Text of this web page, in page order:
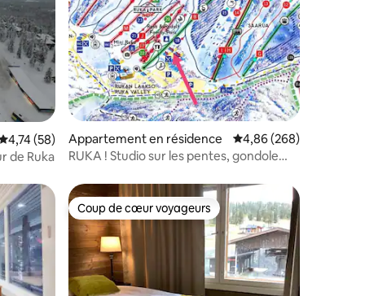
: 4,85 sur 5
moyenne sur la base de 58 commentaires : 4,74 sur 5
4,74 (58)
de Ruka
Appartement en résidence Évaluation moyenne
4,86 (268)
RUKA ! Studio sur les pentes, gondole
Coup de cœur voyageurs
Coup de cœur voyageurs